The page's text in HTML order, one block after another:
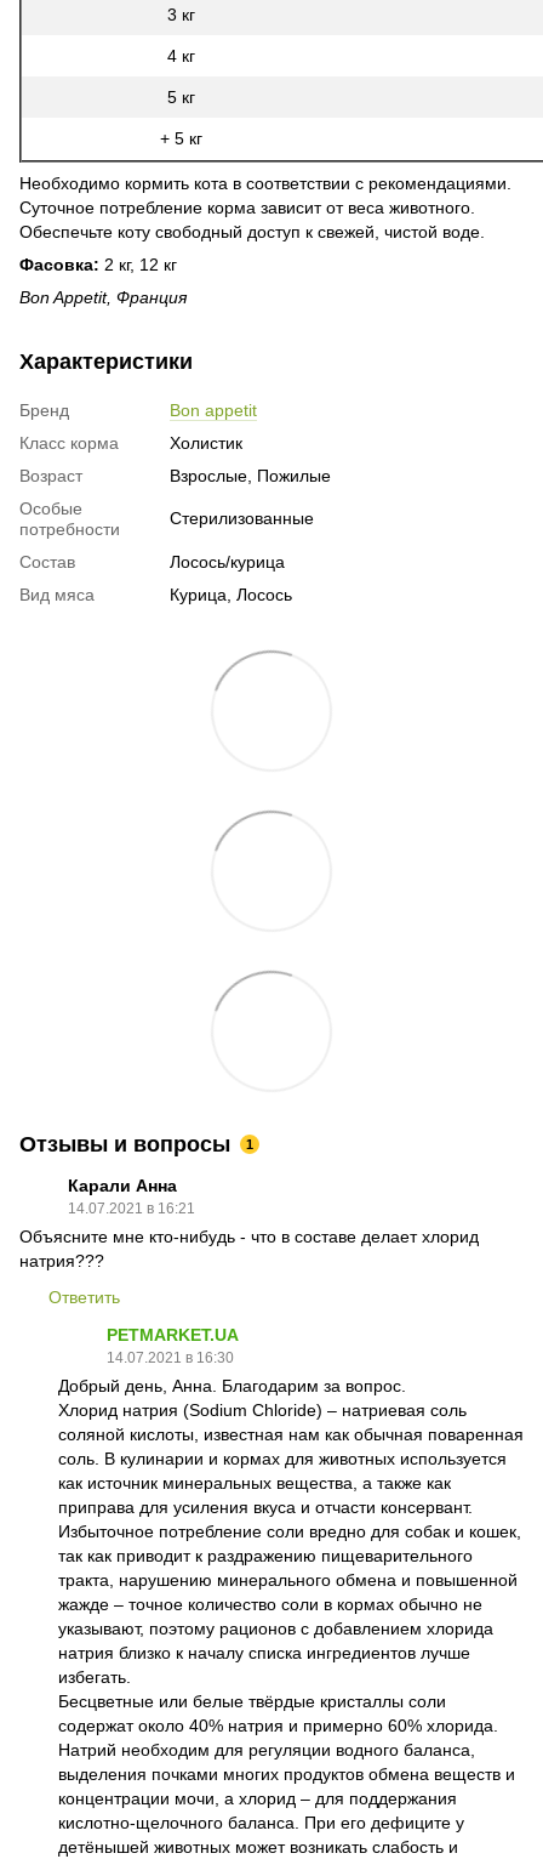
3 кг
4 кг
5 кг
+ 5 кг
Необходимо кормить кота в соответствии с рекомендациями.
Суточное потребление корма зависит от веса животного.
Обеспечьте коту свободный доступ к свежей, чистой воде.
Фасовка: 2 кг, 12 кг
Bon Appetit, Франция
Характеристики
Бренд
Bon appetit
Класс корма
Холистик
Возраст
Взрослые, Пожилые
Особые
потребности
Стерилизованные
Состав
Лосось/курица
Вид мяса
Курица, Лосось
Отзывы и вопросы 1
Карали Анна
14.07.2021 в 16:21
Объясните мне кто-нибудь - что в составе делает хлорид
натрия???
Ответить
PETMARKET.UA
14.07.2021 в 16:30
Добрый день, Анна. Благодарим за вопрос.
Хлорид натрия (Sodium Chloride) – натриевая соль
соляной кислоты, известная нам как обычная поваренная
соль. В кулинарии и кормах для животных используется
как источник минеральных вещества, а также как
приправа для усиления вкуса и отчасти консервант.
Избыточное потребление соли вредно для собак и кошек,
так как приводит к раздражению пищеварительного
тракта, нарушению минерального обмена и повышенной
жажде – точное количество соли в кормах обычно не
указывают, поэтому рационов с добавлением хлорида
натрия близко к началу списка ингредиентов лучше
избегать.
Бесцветные или белые твёрдые кристаллы соли
содержат около 40% натрия и примерно 60% хлорида.
Натрий необходим для регуляции водного баланса,
выделения почками многих продуктов обмена веществ и
концентрации мочи, а хлорид – для поддержания
кислотно-щелочного баланса. При его дефиците у
детёнышей животных может возникать слабость и